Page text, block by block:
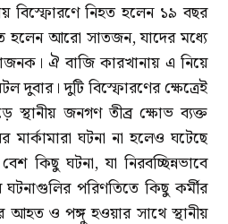
বিস্ফোরণে নিহত হলেন ১৯ বছর
হলেন আরো সাতজন, যাদের মধ্যে
ঐ বাজি কারখানায় এ নিয়ে
দুবার। দুটি বিস্ফোরণের ক্ষেত্রেই
স্থানীয় জনগণ তীব্র ক্ষোভ ব্যক্ত
ঘটনা না হলেও ঘটেছে
কিছু ঘটনা, যা নিরবচ্ছিন্নভাবে
ঘটনাগুলির পরিণতিতে কিছু কর্মীর
আহত ও পঙ্গু হওয়ার সাথে স্থানীয়